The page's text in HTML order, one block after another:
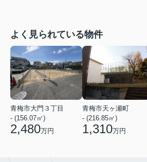
よく見られている物件
青梅市大門３丁目
- (156.07㎡)
2,480万円
青梅市天ヶ瀬町
- (216.85㎡)
1,310万円